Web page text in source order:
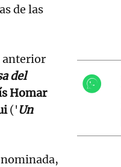
de las
anterior
del
Homar
('Un